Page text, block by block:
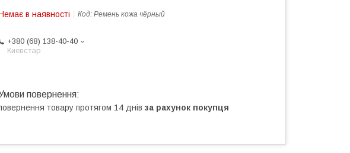
в наявності Код: Ремень кожа чёрный
+380 (68) 138-40-40
Киевстар
товару протягом 14 днів за рахунок покупця